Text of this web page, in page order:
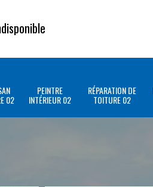
02
PEINTRE
INTÉRIEUR 02
RÉPARATION DE
TOITURE 02